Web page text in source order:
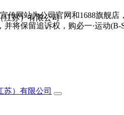
苏）有限公司
传网站为公司官网和1688旗舰
将保留追诉权，购必一·运动(B-